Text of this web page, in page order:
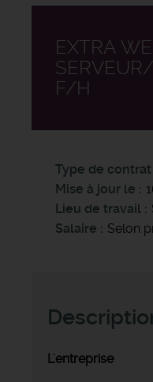
EXTRA
F/H
Type de contrat
Mise à jour le
Lieu de travail
Salaire
Selon
L'entreprise